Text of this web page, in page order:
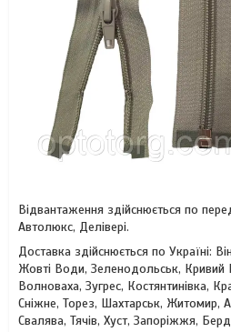
Відвантаження здійснюється по
Автолюкс, Делівері.
Доставка здійснюється по Україні:
Жовті Води, Зеленодольськ, Кривий
Волноваха, Зугрес, Костянтинівка,
Сніжне, Торез, Шахтарськ, Житомир,
Свалява, Тячів, Хуст, Запоріжжя,